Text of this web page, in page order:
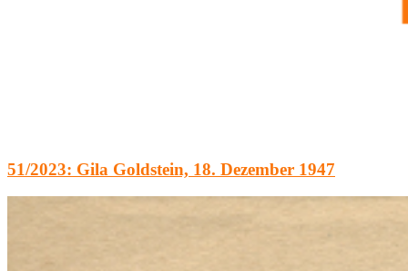
51/2023: Gila Goldstein, 18. Dezember 1947